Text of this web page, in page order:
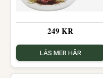
249 KR
LÄS MER HÄR